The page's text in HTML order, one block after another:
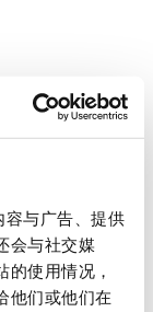
容与广告、提供
会与社交媒
使用情况，
他们或他们在